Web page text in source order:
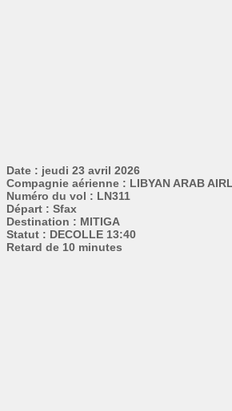
Date : jeudi 23 avril 2026
Compagnie aérienne : LIBYAN ARAB
Numéro du vol : LN311
Départ : Sfax
Destination : MITIGA
Statut : DECOLLE 13:40
Retard de 10 minutes